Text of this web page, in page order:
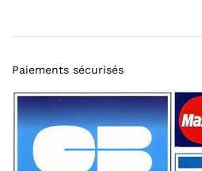
Paiements sécurisés